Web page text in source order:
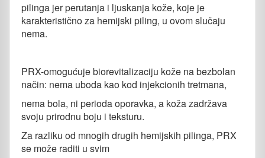
pilinga jer perutanja i ljuskanja kože, koje je
karakteristično za hemijski piling, u ovom slučaju
nema.
PRX-omogućuje biorevitalizaciju kože na bezbolan
način: nema uboda kao kod injekcionih tretmana,
nema bola, ni perioda oporavka, a koža zadržava
svoju prirodnu boju i teksturu.
Za razliku od mnogih drugih hemijskih pilinga, PRX
se može raditi u svim